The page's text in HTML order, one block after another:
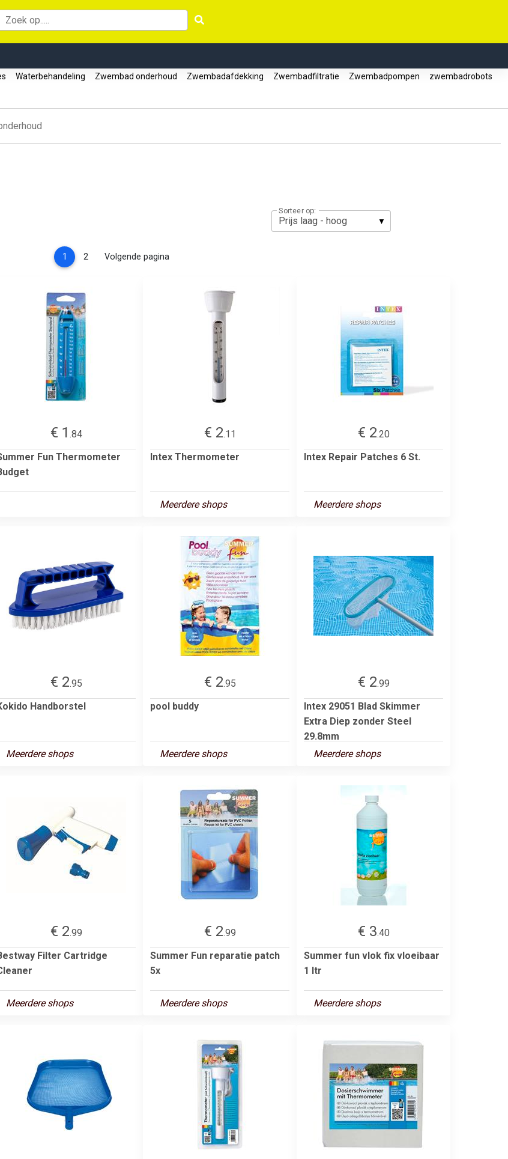
Waterbehandeling Zwembad onderhoud Zwembadafdekking Zwembadfiltratie Zwembadpompen
zwembadrobots
Sorteer op:
1 (current)
2 Volgende pagina
€ 1 .84
Fun Thermometer
€ 2.11
Intex Thermometer
Meerdere shops
€ 2.20
Intex Repair Patches 6 St.
Meerdere shops
€ 2.95
Handborstel
Meerdere shops
€ 2.95
pool buddy
Meerdere shops
€ 2.99
Intex 29051 Blad Skimmer
Extra Diep zonder Steel
29.8mm
Meerdere shops
€ 2.99
Filter Cartridge
Meerdere shops
€ 2.99
Summer Fun reparatie patch
5x
Meerdere shops
€ 3.40
Summer fun vlok fix vloeibaar
1 ltr
Meerdere shops